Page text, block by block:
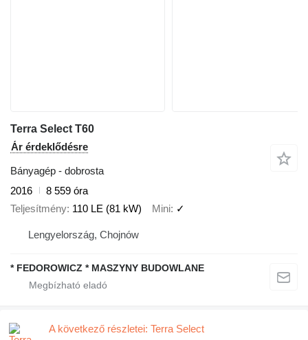
Terra Select T60
Ár érdeklődésre
Bányagép - dobrosta
2016
8 559 óra
Teljesítmény 110 LE (81 kW) Mini ✓
Lengyelország, Chojnów
* FEDOROWICZ * MASZYNY BUDOWLANE
A következő részletei: Terra Select